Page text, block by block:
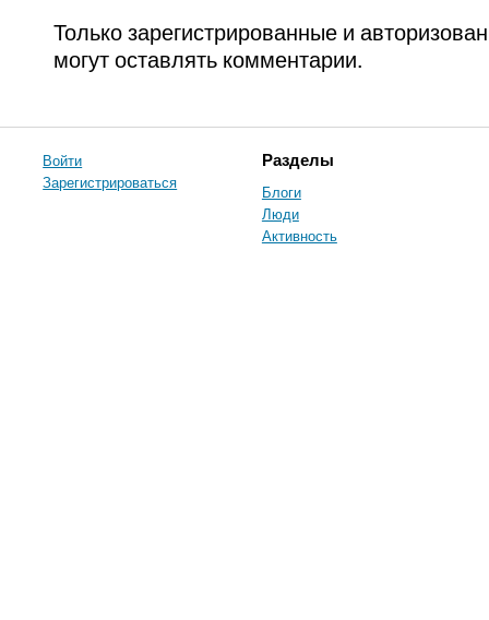
Только зарегистрированные и
могут оставлять комментарии.
Войти
Зарегистрироваться
Разделы
Блоги
Люди
Активность